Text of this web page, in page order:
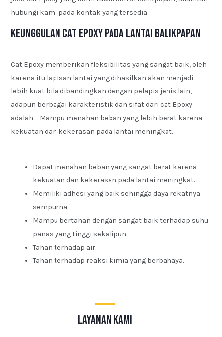
hubungi kami pada kontak yang tersedia.
Keunggulan Cat Epoxy pada Lantai Balikpapan
Cat Epoxy memberikan fleksibilitas yang sangat baik, oleh
karena itu lapisan lantai yang dihasilkan akan menjadi
lebih kuat bila dibandingkan dengan pelapis jenis lain,
adapun berbagai karakteristik dan sifat dari cat Epoxy
adalah – Mampu menahan beban yang lebih berat karena
kekuatan dan kekerasan pada lantai meningkat.
Dapat menahan beban yang sangat berat karena
kekuatan dan kekerasan pada lantai meningkat.
Memiliki adhesi yang baik sehingga daya rekatnya
sempurna.
Mampu bertahan dengan sangat baik terhadap suhu
panas yang tinggi sekalipun.
Tahan terhadap air.
Tahan terhadap reaksi kimia yang berbahaya.
layanan kami